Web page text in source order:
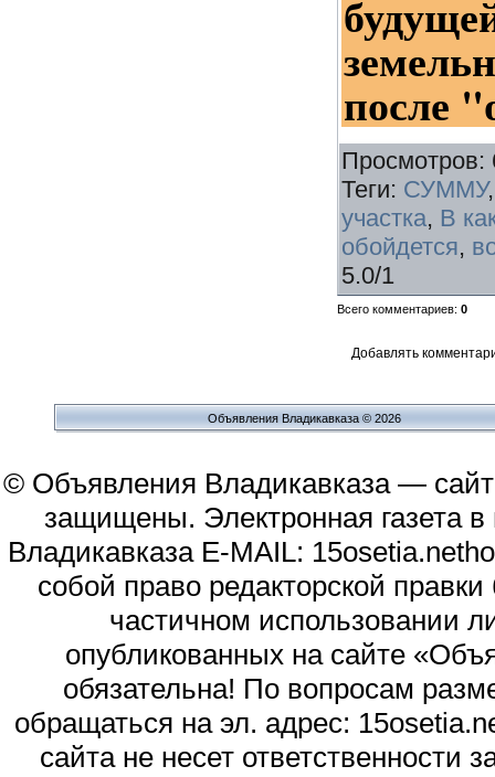
после
Просмотров:
Теги: СУММУ
участка, В
обойдется,
5.0/1
Всего комментариев: 0
Добавлять
Объявления Владикавказа © 2026
© Объявления Владикавказа —
защищены. Электронная газета
Владикавказа E-MAIL:
собой право редакторской
частичном использовании
опубликованных на сайте
обязательна! По вопросам
обращаться на эл. адрес:
сайта не несет